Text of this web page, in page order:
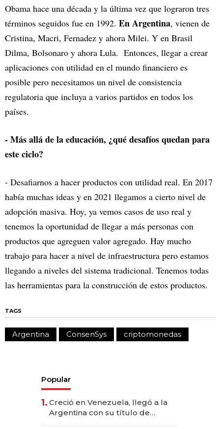
Obama hace una década y la última vez que lograron tres
términos seguidos fue en 1992. En Argentina, vienen de
Cristina, Macri, Fernadez y ahora Milei. Y en Brasil
Dilma, Bolsonaro y ahora Lula. Entonces, llegar a crear
aplicaciones con utilidad en el mundo financiero es
posible pero necesitamos un nivel de consistencia
regulatoria que incluya a varios partidos en todos los
países.
- Más allá de la educación, ¿qué desafíos quedan para
este ciclo?
- Desafiarnos a hacer productos con utilidad real. En 2017
había muchas ideas y en 2021 llegamos a cierto nivel de
adopción masiva. Hoy, ya vemos casos de uso real y
tenemos la oportunidad de llegar a más personas con
productos que agreguen valor agregado. Hay mucho
trabajo para hacer a nivel de infraestructura pero estamos
llegando a niveles del sistema tradicional. Tenemos todas
las herramientas para la construcción de estos productos.
TAGS
Argentina ConsenSys criptomonedas
Popular
1. Creció en Venezuela, llegó a la
Argentina con su título de